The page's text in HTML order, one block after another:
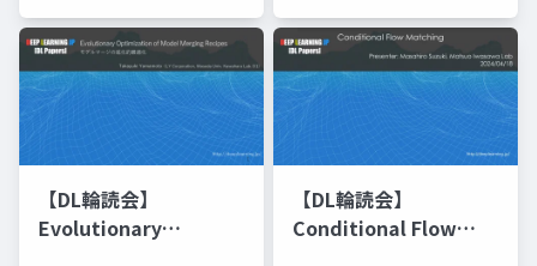
【DL輪読会】
Evolutionary
【DL輪読会】
Conditional Flow